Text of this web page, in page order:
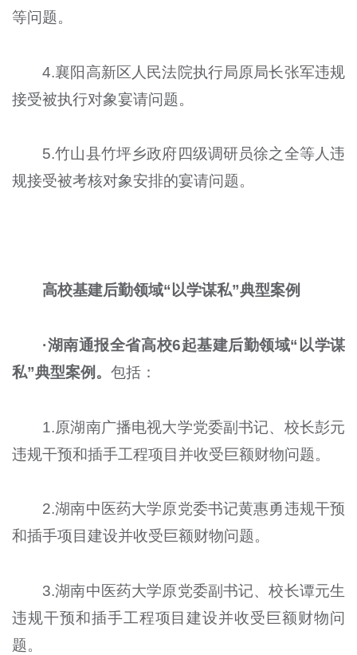
等问题。
4.襄阳高新区人民法院执行局原局长张军违规
接受被执行对象宴请问题。
5.竹山县竹坪乡政府四级调研员徐之全等人违
规接受被考核对象安排的宴请问题。
高校基建后勤领域“以学谋私”典型案例
·湖南通报全省高校6起基建后勤领域“以学谋
私”典型案例。 包括：
1.原湖南广播电视大学党委副书记、校长彭元
违规干预和插手工程项目并收受巨额财物问题。
2.湖南中医药大学原党委书记黄惠勇违规干预
和插手项目建设并收受巨额财物问题。
3.湖南中医药大学原党委副书记、校长谭元生
违规干预和插手工程项目建设并收受巨额财物问
题。